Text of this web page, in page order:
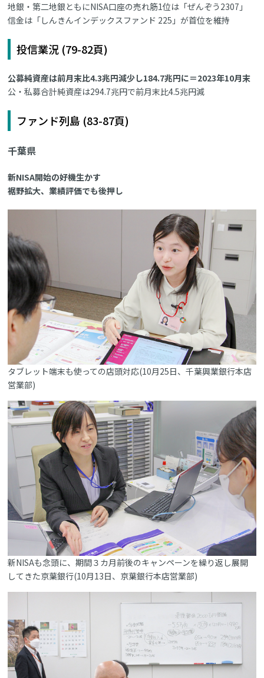
地銀・第二地銀ともにNISA口座の売れ筋1位は「ぜんぞう2307」
信金は「しんきんインデックスファンド 225」が首位を維持
投信業況 (79-82頁)
公募純資産は前月末比4.3兆円減少し184.7兆円に＝2023年10月末
公・私募合計純資産は294.7兆円で前月末比4.5兆円減
ファンド列島 (83-87頁)
千葉県
新NISA開始の好機生かす
裾野拡大、業績評価でも後押し
タブレット端末も使っての店頭対応(10月25日、千葉興業銀行本店
営業部)
新NISAも念頭に、期間３カ月前後のキャンペーンを繰り返し展開
してきた京葉銀行(10月13日、京葉銀行本店営業部)